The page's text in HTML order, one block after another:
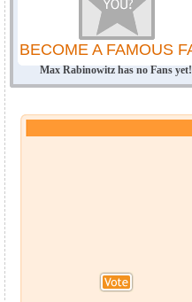
BECOME A FAMOUS
Max Rabinowitz has no Fans yet!